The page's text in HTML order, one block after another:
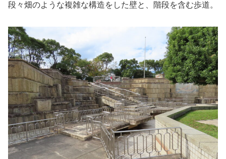
段々畑のような複雑な構造をした壁と、階段を含む歩道。